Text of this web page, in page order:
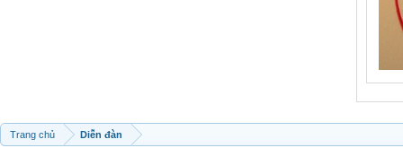
Trang chủ Diễn đàn